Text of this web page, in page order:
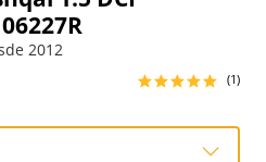
2012
(1)